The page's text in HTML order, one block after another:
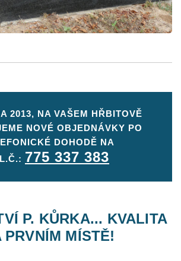
2013, NA VAŠEM HŘBITOVĚ
NOVÉ OBJEDNÁVKY PO
DOHODĚ NA
775 337 383
P. KŮRKA... KVALITA
PRVNÍM MÍSTĚ!